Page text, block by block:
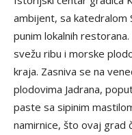
ambijent, sa katedralom
punim lokalnih
svežu ribu i morske
kraja. Zasniva se na
plodovima Jadrana,
paste sa sipinim
namirnice, što ovaj grad